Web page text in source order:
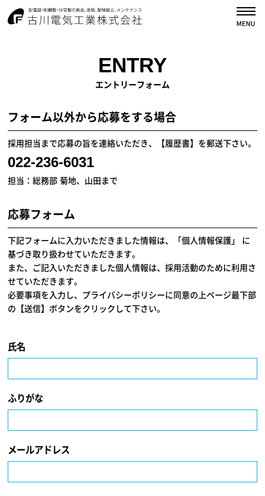
古川電気工業株式
ENTRY
エントリーフォーム
フォーム以外から応募をする場合
採用担当まで応募の旨を連絡いただき、【履歴書】を郵送下さい。
022-236-6031
担当：総務部 菊地、山田まで
応募フォーム
下記フォームに入力いただきました情報は、「個人情報保護」 に
基づき取り扱わせていただきます。
また、ご記入いただきました個人情報は、採用活動のために利用さ
せていただきます。
必要事項を入力し、プライバシーポリシーに同意の上ページ最下部
の【送信】ボタンをクリックして下さい。
氏名
ふりがな
メールアドレス